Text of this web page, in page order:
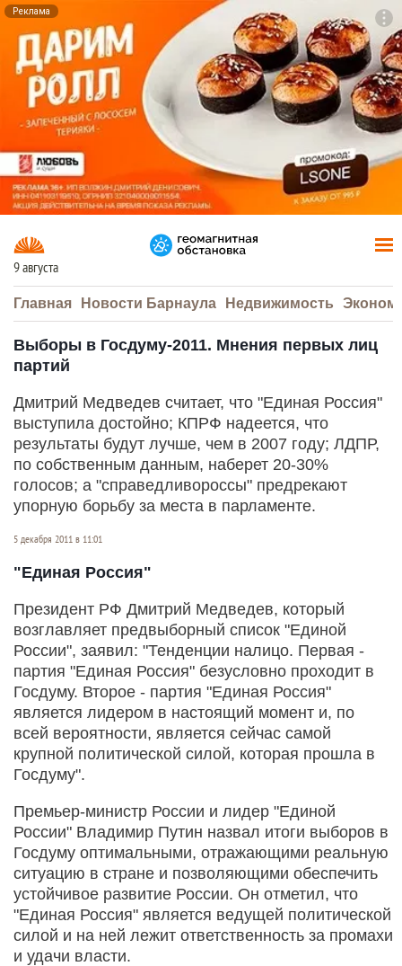
Реклама
9 августа
Главная Новости Барнаула Недвижимость
Выборы в Госдуму-2011. Мнения первых лиц
партий
Дмитрий Медведев считает, что "Единая Россия"
выступила достойно; КПРФ надеется, что
результаты будут лучше, чем в 2007 году; ЛДПР,
по собственным данным, наберет 20-30%
голосов; а "справедливороссы" предрекают
упорную борьбу за места в парламенте.
5 декабря 2011 в 11:01
"Единая Россия"
Президент РФ Дмитрий Медведев, который
возглавляет предвыборный список "Единой
России", заявил: "Тенденции налицо. Первая -
партия "Единая Россия" безусловно проходит в
Госдуму. Второе - партия "Единая Россия"
является лидером в настоящий момент и, по
всей вероятности, является сейчас самой
крупной политической силой, которая прошла в
Госдуму".
Премьер-министр России и лидер "Единой
России" Владимир Путин назвал итоги выборов в
Госдуму оптимальными, отражающими реальную
ситуацию в стране и позволяющими обеспечить
устойчивое развитие России. Он отметил, что
"Единая Россия" является ведущей политической
силой и на ней лежит ответственность за промахи
и удачи власти.